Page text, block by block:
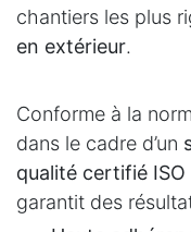
chantiers les plus
en extérieur.
Conforme à la
dans le cadre d’un
qualité certifié ISO
garantit des